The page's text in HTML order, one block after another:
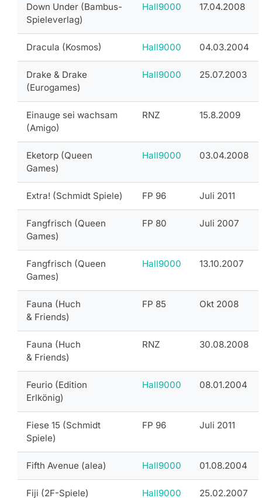
Down Under (Bambus-
Spieleverlag)
Hall9000 17.04.2008
Dracula (Kosmos) Hall9000 04.03.2004
Drake & Drake
(Eurogames)
Hall9000 25.07.2003
Einauge sei wachsam
(Amigo)
RNZ 15.8.2009
Eketorp (Queen
Games)
Hall9000 03.04.2008
Extra! (Schmidt Spiele) FP 96 Juli 2011
Fangfrisch (Queen
Games)
FP 80 Juli 2007
Fangfrisch (Queen
Games)
Hall9000 13.10.2007
Fauna (Huch
& Friends)
FP 85 Okt 2008
Fauna (Huch
& Friends)
RNZ 30.08.2008
Feurio (Edition
Erlkönig)
Hall9000 08.01.2004
Fiese 15 (Schmidt
Spiele)
FP 96 Juli 2011
Fifth Avenue (alea) Hall9000 01.08.2004
Fiji (2F-Spiele) Hall9000 25.02.2007